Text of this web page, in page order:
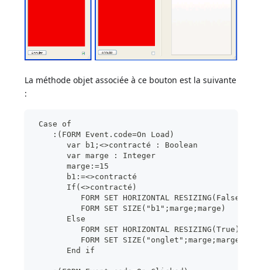
La méthode objet associée à ce bouton est la suivante
:
Case of
:(FORM Event.code=On Load)
var b1;<>contracté : Boolean
var marge : Integer
marge:=15
b1:=<>contracté
If(<>contracté)
FORM SET HORIZONTAL RESIZING(False)
FORM SET SIZE("b1";marge;marge)
Else
FORM SET HORIZONTAL RESIZING(True)
FORM SET SIZE("onglet";marge;marge)
End if